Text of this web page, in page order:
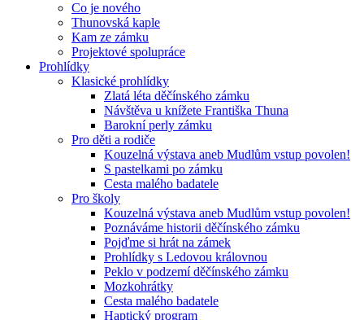
Co je nového
Thunovská kaple
Kam ze zámku
Projektové spolupráce
Prohlídky
Klasické prohlídky
Zlatá léta děčínského zámku
Návštěva u knížete Františka Thuna
Barokní perly zámku
Pro děti a rodiče
Kouzelná výstava aneb Mudlům vstup povolen!
S pastelkami po zámku
Cesta malého badatele
Pro školy
Kouzelná výstava aneb Mudlům vstup povolen!
Poznáváme historii děčínského zámku
Pojďme si hrát na zámek
Prohlídky s Ledovou královnou
Peklo v podzemí děčínského zámku
Mozkohrátky
Cesta malého badatele
Haptický program